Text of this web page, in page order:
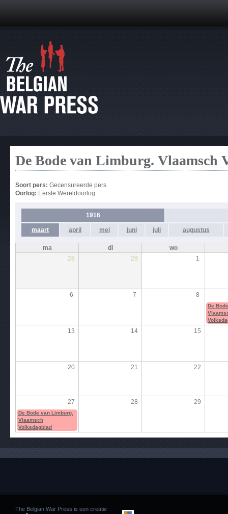
De Bode van Limburg. Vlaamsch
Soort pers: Gecensureerde pers
Oorlog: Eerste Wereldoorlog
1916
maart april mei juni juli augustus
ma di
wo
28
29 1
6 7 8
De
13 14 15
20 21 22
27 28 29
De Bode van Limburg.
Vlaamsch
Volksdagblad
The Belgian War Press is een creatie